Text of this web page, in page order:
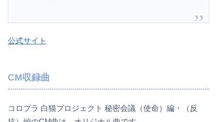
公式サイト
CM収録曲
コロプラ 白猫プロジェクト 秘密会議（使命）編・（反